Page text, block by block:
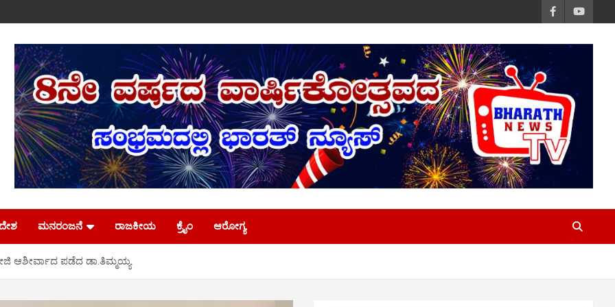
ಮನರಂಜನೆ ರಾಜಕೀಯ ಕ್ರೈಂ ಆರೋಗ್ಯ
ಆಶೀರ್ವಾದ ಪಡೆದ ಡಾ.ತಿಮ್ಮಯ್ಯ